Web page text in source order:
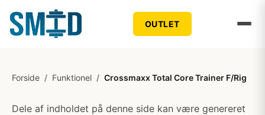
OUTLET
Forside / Funktionel / Crossmaxx Total Core Trainer F/Rig
Dele af indholdet på denne side kan være genereret